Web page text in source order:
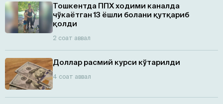
Тошкентда ППХ ходими каналда
чўкаётган 13 ёшли болани қутқариб
қолди
2 соат аввал
Доллар расмий курси кўтарилди
4 соат аввал